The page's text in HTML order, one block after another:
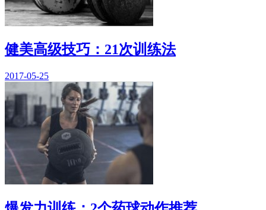
健美高级技巧：21次训练法
2017-05-25